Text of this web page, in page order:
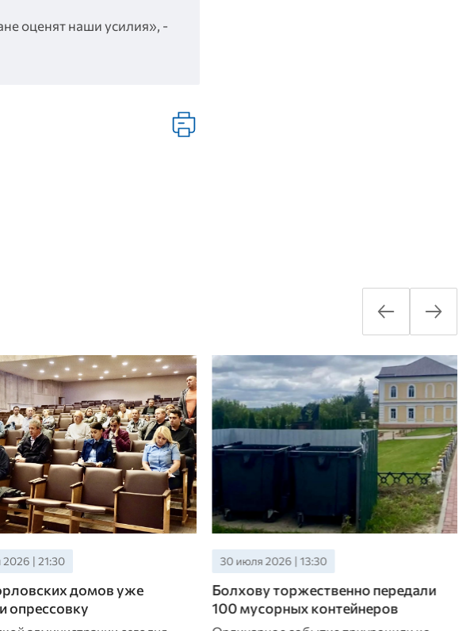
оценят наши усилия», -
| 21:30
домов уже
опрессовку
30 июля 2026 | 13:30
Болхову торжественно передали
100 мусорных контейнеров